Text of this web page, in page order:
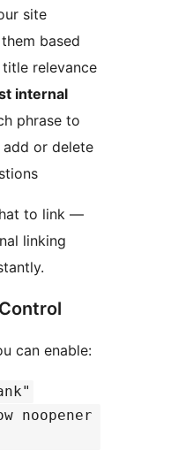
site
based
relevance
internal
phrase to
or delete
to link —
linking
can enable:
noopener